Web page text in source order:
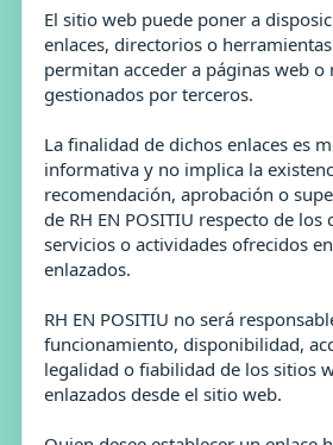
El sitio web puede poner a
enlaces, directorios o
permitan acceder a páginas web o
gestionados por terceros.
La finalidad de dichos enlaces es
informativa y no implica la
recomendación, aprobación o
de RH EN POSITIU respecto de los
servicios o actividades ofrecidos
enlazados.
RH EN POSITIU no será
funcionamiento, disponibilidad,
legalidad o fiabilidad de los sitios
enlazados desde el sitio web.